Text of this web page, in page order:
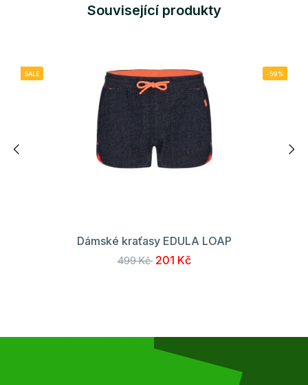
Související produkty
SALE -59%
Dámské kraťasy EDULA LOAP
499 Kč 201 Kč